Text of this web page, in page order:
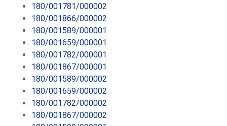
180/001781/000002
180/001866/000002
180/001589/000001
180/001659/000001
180/001782/000001
180/001867/000001
180/001589/000002
180/001659/000002
180/001782/000002
180/001867/000002